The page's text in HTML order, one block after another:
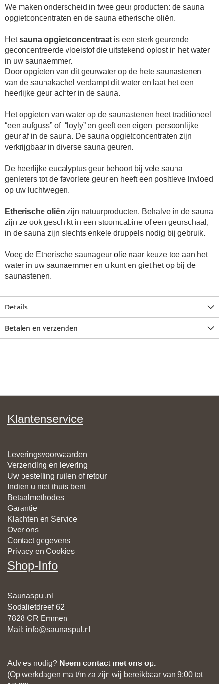
We maken onderscheid in twee geur producten: de sauna
opgietconcentraten en de sauna etherische oliën.
Hetsauna opgietconcentraat is een sterk geurende
geconcentreerde vloeistof die uitstekend oplost in het water
in uw saunaemmer.
Door opgieten van dit geurwater op de hete saunastenen
van de saunakachel verdampt dit water en laat het een
heerlijke geur achter in de sauna.
Het opgieten van water op de saunastenen heet traditioneel
“een aufguss” of “loyly” en geeft een eigen persoonlijke
geur af in de sauna. De sauna opgietconcentraten zijn
verkrijgbaar in diverse sauna geuren.
De heerlijke eucalyptus geur behoort bij vele sauna
genieters tot de favoriete geur en heeft een positieve invloed
op uw luchtwegen.
Etherische oliën zijn natuurproducten. Behalve in de sauna
zijn ze ook geschikt in een stoomcabine of een geurschaal;
in de sauna zijn slechts enkele druppels nodig bij gebruik.
Voeg de Etherische saunageur olie naar keuze toe aan het
water in uw saunaemmer en u kunt en giet het op bij de
saunastenen.
Details
Betalen en verzenden
Klantenservice
Leveringsvoorwaarden
Verzending en levering
Uw bestelling ruilen of retour
Indien u niet thuis bent
Betaalmethodes
Garantie
Klachten en Service
Over ons
Contact gegevens
Privacy en Cookies
Shop-Info
Saunaspul.nl
Sodalietdreef 62
7828 CR Emmen
Mail : info@saunaspul.nl
Advies nodig? Neem contact met ons op.
(Op werkdagen ma t/m za zijn wij bereikbaar van 9:00 tot